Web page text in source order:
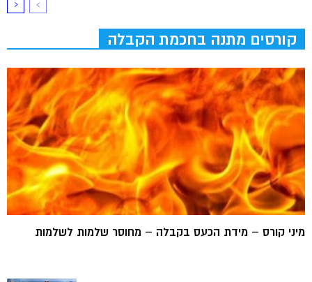
קורסים מתנה בחכמת הקבלה
מיני קורס – מידת הכעס בקבלה – מחוסר שלמות לשלמות